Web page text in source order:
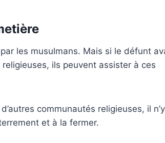
les musulmans. Mais si le défunt
ils peuvent assister à ces
communautés religieuses, il
et à la fermer.